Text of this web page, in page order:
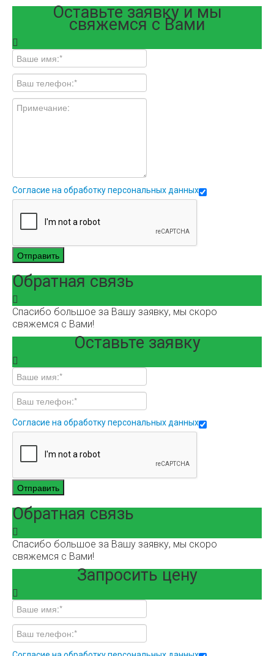
Оставьте заявку и мы
свяжемся с Вами
Согласие на обработку персональных данных
Отправить
Обратная связь
Спасибо большое за Вашу заявку, мы скоро
свяжемся с Вами!
Оставьте заявку
Согласие на обработку персональных данных
Отправить
Обратная связь
Спасибо большое за Вашу заявку, мы скоро
свяжемся с Вами!
Запросить цену